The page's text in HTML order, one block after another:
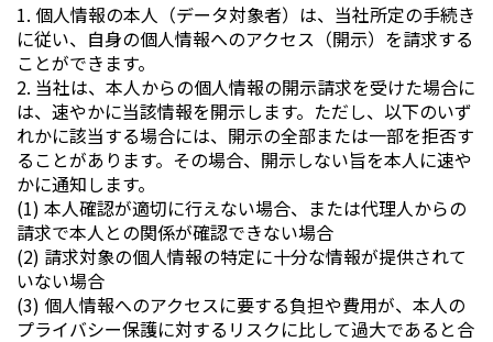
1. 個人情報の本人（データ対象者）は、当社所定の手続き
に従い、自身の個人情報へのアクセス（開示）を請求する
ことができます。
2. 当社は、本人からの個人情報の開示請求を受けた場合に
は、速やかに当該情報を開示します。ただし、以下のいず
れかに該当する場合には、開示の全部または一部を拒否す
ることがあります。その場合、開示しない旨を本人に速や
かに通知します。
(1) 本人確認が適切に行えない場合、または代理人からの
請求で本人との関係が確認できない場合
(2) 請求対象の個人情報の特定に十分な情報が提供されて
いない場合
(3) 個人情報へのアクセスに要する負担や費用が、本人の
プライバシー保護に対するリスクに比して過大であると合